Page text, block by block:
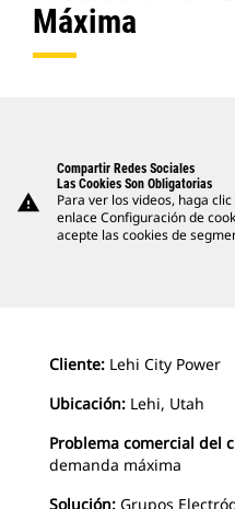
Máxima
warning
Compartir Redes Sociales
Las Cookies Son Obligatorias
Para ver los videos, haga clic
enlace Configuración de
acepte las cookies de
Cliente: Lehi City Power
Ubicación: Lehi, Utah
Problema comercial del
demanda máxima
Solución: Grupos